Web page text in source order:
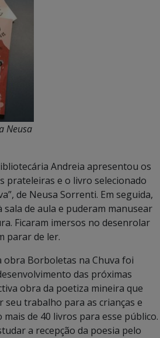
Neusa
Andreia apresentou os
prateleiras e o livro selecionado
de Neusa Sorrenti. Em seguida,
de aula e puderam manusear
Ficaram imersos no desenrolar
parar de ler.
obra Borboletas na Chuva foi
das próximas
obra da poetiza mineira que
trabalho para as crianças e
de 40 livros para esse público.
a recepção da poesia pelo